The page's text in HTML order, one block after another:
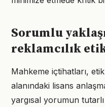
Sorumlu
reklamcılık
Mahkeme içtihatları,
alanındaki lisans
yargısal yorumun